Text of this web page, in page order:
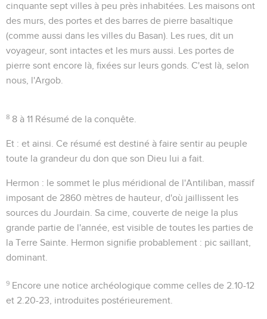
cinquante sept villes à peu près inhabitées. Les maisons ont
des murs, des portes et des barres de pierre basaltique
(comme aussi dans les villes du Basan). Les rues , dit un
voyageur, sont intactes et les murs aussi. Les portes de
pierre sont encore là, fixées sur leurs gonds . C'est là, selon
nous, l'Argob.
8 8 à 11 Résumé de la conquête.
Et : et ainsi. Ce résumé est destiné à faire sentir au peuple
toute la grandeur du don que son Dieu lui a fait.
Hermon : le sommet le plus méridional de l'Antiliban, massif
imposant de 2860 mètres de hauteur, d'où jaillissent les
sources du Jourdain. Sa cime, couverte de neige la plus
grande partie de l'année, est visible de toutes les parties de
la Terre Sainte. Hermon signifie probablement : pic saillant,
dominant.
9 Encore une notice archéologique comme celles de 2.10-12
et 2.20-23 , introduites postérieurement.